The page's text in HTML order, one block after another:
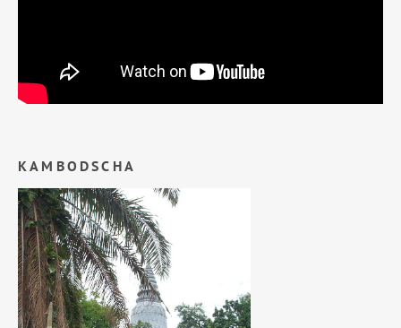
KAMBODSCHA